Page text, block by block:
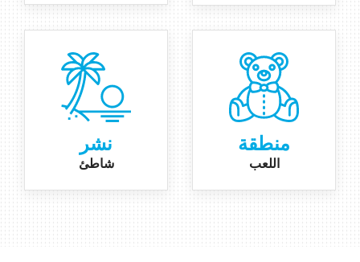
نشر
شاطئ
منطقة
اللعب